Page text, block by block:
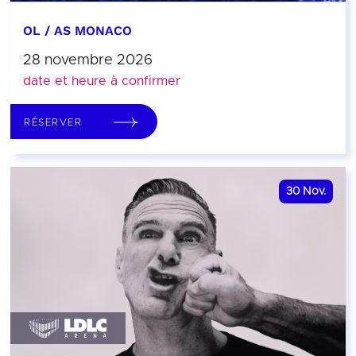
OL / AS MONACO
28 novembre 2026
date et heure à confirmer
RÉSERVER
30 Nov.